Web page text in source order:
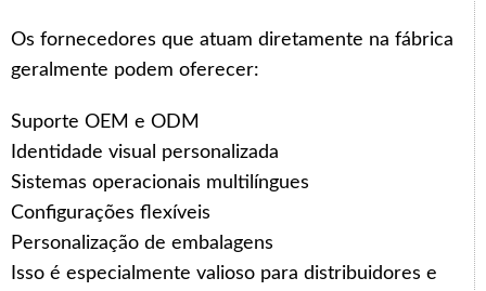
Os fornecedores que atuam diretamente na fábrica
geralmente podem oferecer:
Suporte OEM e ODM
Identidade visual personalizada
Sistemas operacionais multilíngues
Configurações flexíveis
Personalização de embalagens
Isso é especialmente valioso para distribuidores e